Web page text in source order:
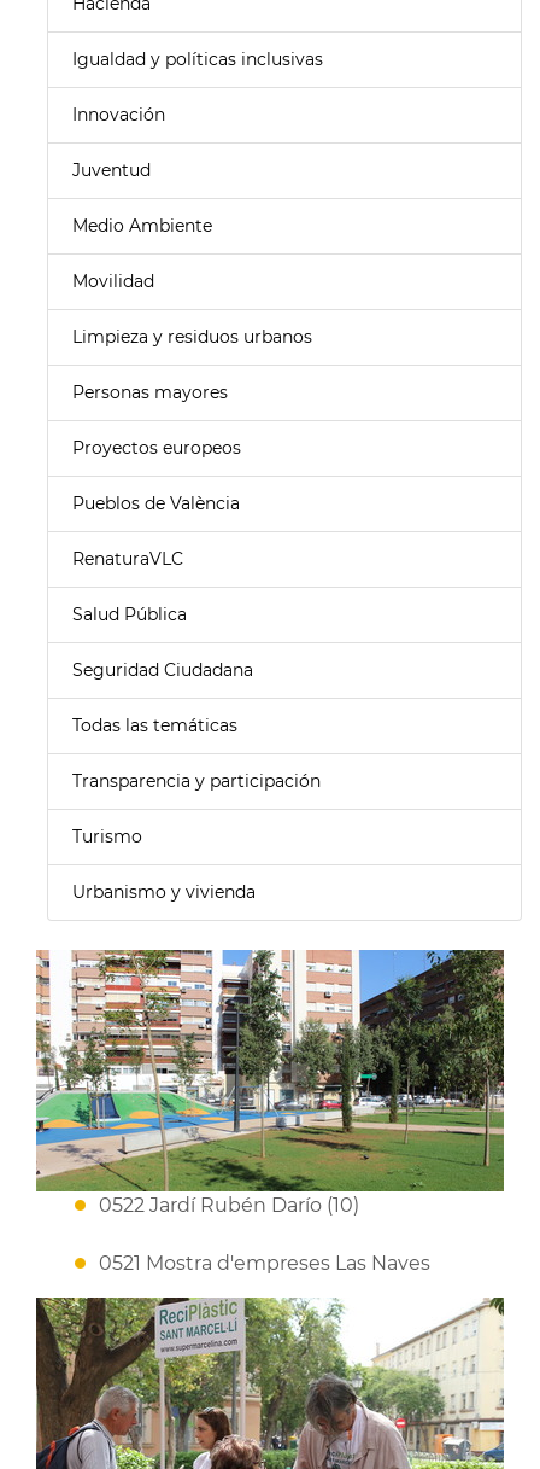
Igualdad y políticas inclusivas
Innovación
Juventud
Medio Ambiente
Movilidad
Limpieza y residuos urbanos
Personas mayores
Proyectos europeos
Pueblos de València
RenaturaVLC
Salud Pública
Seguridad Ciudadana
Todas las temáticas
Transparencia y participación
Turismo
Urbanismo y vivienda
0522 Jardí Rubén Darío (10)
0521 Mostra d'empreses Las Naves